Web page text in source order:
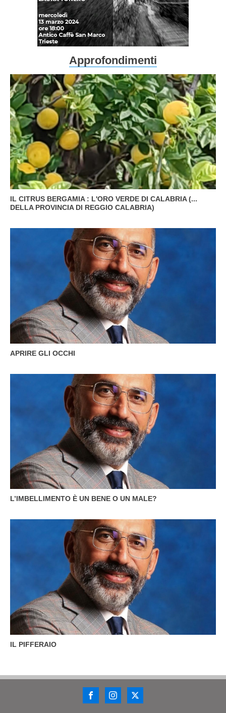
Approfondimenti
IL CITRUS BERGAMIA : L'ORO VERDE DI CALABRIA (...
DELLA PROVINCIA DI REGGIO CALABRIA)
APRIRE GLI OCCHI
L’IMBELLIMENTO È UN BENE O UN MALE?
IL PIFFERAIO